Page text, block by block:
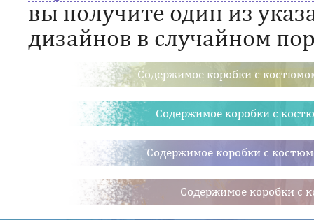
вы получите один из
дизайнов в случайном
Содержимое коробки с
Содержимое коробки с
Содержимое коробки с
Содержимое коробки с